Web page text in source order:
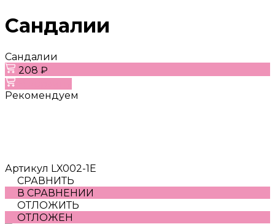
Сандалии
Сандалии
208 ₽
Рекомендуем
Артикул LX002-1E
СРАВНИТЬ
В СРАВНЕНИИ
ОТЛОЖИТЬ
ОТЛОЖЕН